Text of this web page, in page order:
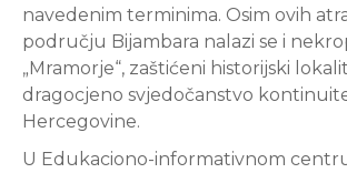
navedenim terminima. Osim ovih
području Bijambara nalazi se i
„Mramorje“, zaštićeni historijski
dragocjeno svjedočanstvo
Hercegovine.
U Edukaciono-informativnom